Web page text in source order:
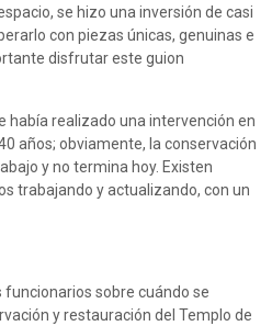
se hizo una inversión de casi
con piezas únicas, genuinas e
disfrutar este guion
había realizado una intervención en
años; obviamente, la conservación
y no termina hoy. Existen
trabajando y actualizando, con un
funcionarios sobre cuándo se
y restauración del Templo de